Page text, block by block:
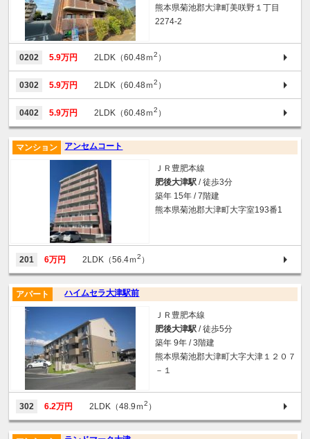
熊本県菊池郡大津町美咲野１丁目
2274-2
0202 5.9万円 2LDK（60.48ｍ2 ）
0302 5.9万円 2LDK（60.48ｍ2 ）
0402 5.9万円 2LDK（60.48ｍ2 ）
アンセムコート
マンション
ＪＲ豊肥本線
肥後大津駅 / 徒歩3分
築年 15年 / 7階建
熊本県菊池郡大津町大字室193番1
201 6万円 2LDK（56.4ｍ2 ）
ハイムセラ大津駅前
アパート
ＪＲ豊肥本線
肥後大津駅 / 徒歩5分
築年 9年 / 3階建
熊本県菊池郡大津町大字大津１２０７
－１
302 6.2万円 2LDK（48.9ｍ2 ）